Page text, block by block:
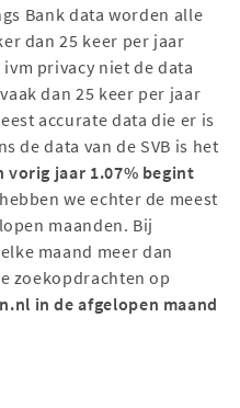
Bank data worden alle
dan 25 keer per jaar
ivm privacy niet de data
dan 25 keer per jaar
accurate data die er is
de data van de SVB is het
vorig jaar 1.07% begint
we echter de meest
maanden. Bij
maand meer dan
zoekopdrachten op
in de afgelopen maand